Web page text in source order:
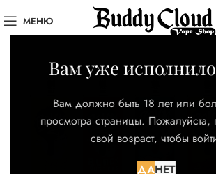
Вам уже
Вам должно быть 18 лет или
просмотра страницы. Пожалуйста,
свой возраст, чтобы
ДАНЕТ
МЕНЮ